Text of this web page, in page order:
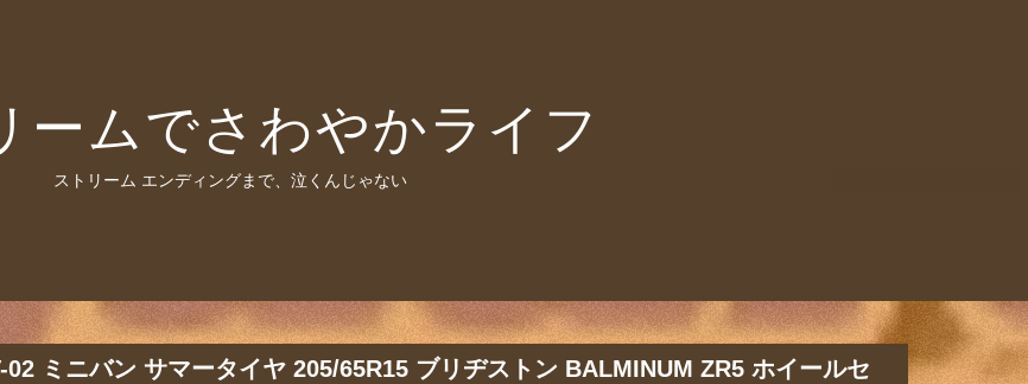
ームでさわやかライフ
ストリーム エンディングまで、泣くんじゃない
ミニバン サマータイヤ 205/65R15 ブリヂストン BALMINUM ZR5 ホイールセ